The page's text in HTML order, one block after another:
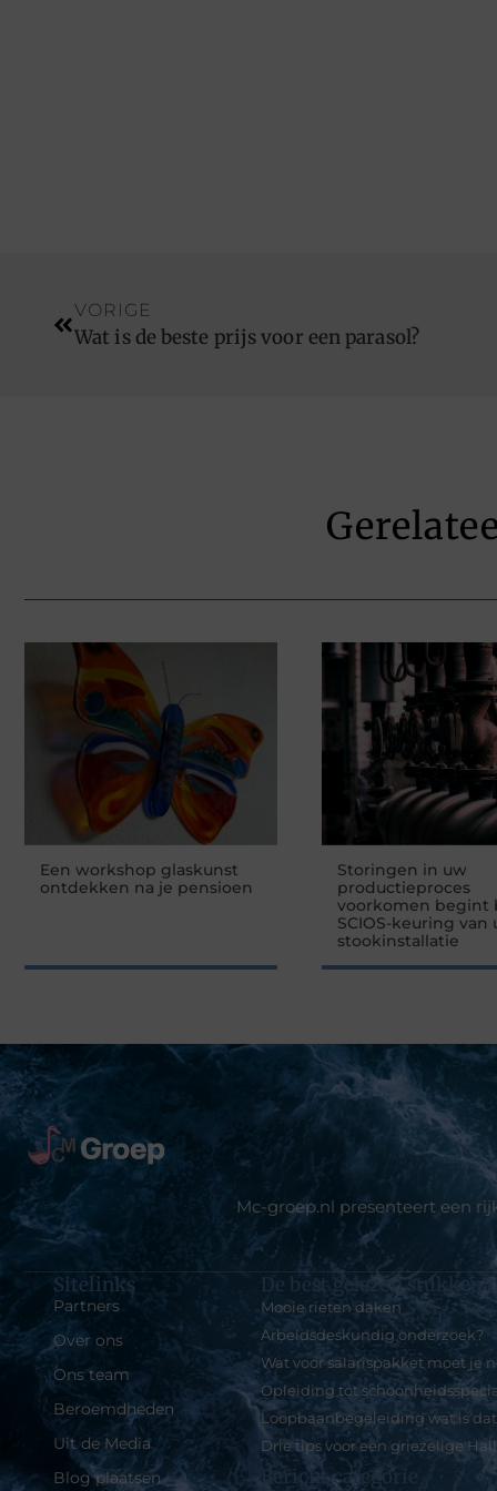
VORIGE
Wat is de beste prijs voor een parasol?
Een workshop glaskunst
ontdekken na je pensioen
Storingen in uw
productieproces
voorkomen begint
SCIOS-keuring van
stookinstallatie
Mc-groep.nl presenteert een
Sitelinks
Partners
Over ons
Ons team
Beroemdheden
Uit de Media
Blog plaatsen
De best gelezen stukken
Mooie rieten daken
Arbeidsdeskundig onderzoek?
Wat voor salarispakket moet je
Opleiding tot
Loopbaanbegeleiding wat is
Drie tips voor een griezelige
Bericht categorie